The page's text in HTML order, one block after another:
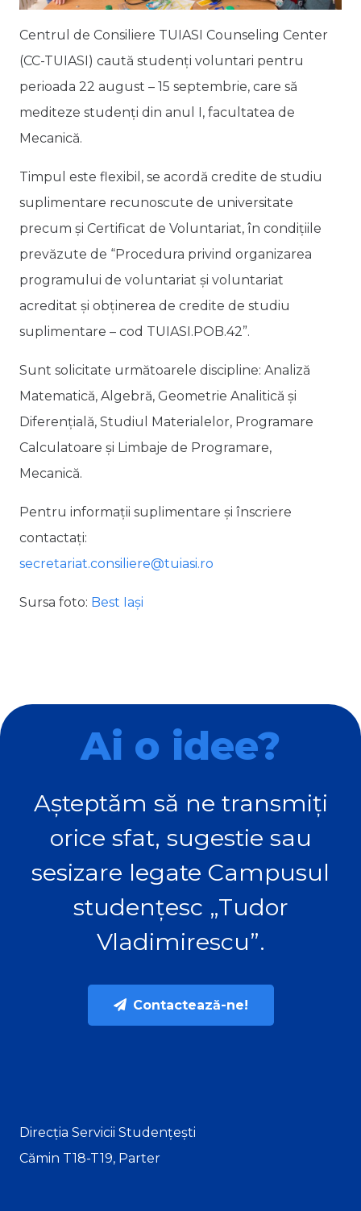
Centrul de Consiliere TUIASI Counseling Center
(CC-TUIASI) caută studenți voluntari pentru
perioada 22 august – 15 septembrie, care să
mediteze studenți din anul I, facultatea de
Mecanică.
Timpul este flexibil, se acordă credite de studiu
suplimentare recunoscute de universitate
precum și Certificat de Voluntariat, în condițiile
prevăzute de “Procedura privind organizarea
programului de voluntariat și voluntariat
acreditat și obținerea de credite de studiu
suplimentare – cod TUIASI.POB.42”.
Sunt solicitate următoarele discipline: Analiză
Matematică, Algebră, Geometrie Analitică și
Diferențială, Studiul Materialelor, Programare
Calculatoare și Limbaje de Programare,
Mecanică.
Pentru informații suplimentare și înscriere
contactați:
secretariat.consiliere@tuiasi.ro
Sursa foto: Best Iași
Ai o idee?
Așteptăm să ne transmiți
orice sfat, sugestie sau
sesizare legate Campusul
studențesc „Tudor
Vladimirescu”.
Contactează-ne!
Direcția Servicii Studențești
Cămin T18-T19, Parter